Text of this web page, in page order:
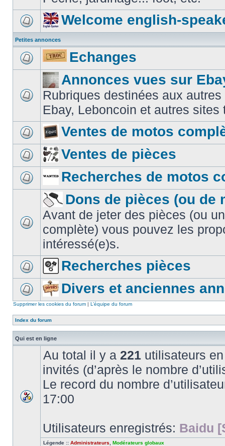
Welcome english-
Petites annonces
Echanges
Annonces vues sur
Rubriques destinées aux
Ebay, Leboncoin et autres sites
Ventes de motos
Ventes de pièces
Recherches de motos
Dons de pièces (ou de
Avant de jeter des pièces (ou
complète) vous pouvez les
intéressé(e)s.
Recherches pièces
Divers et anciennes
Supprimer les cookies du forum | L’équipe du forum
Index du forum
Qui est en ligne
Au total il y a 221 utilisateurs
invités (d’après le nombre
Le record du nombre
17:00
Utilisateurs enregistrés: Baidu
Légende :: Administrateurs Modérateurs globaux